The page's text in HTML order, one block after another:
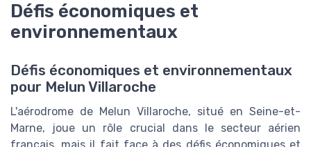
Défis économiques et
environnementaux
Défis économiques et environnementaux
pour Melun Villaroche
L'aérodrome de Melun Villaroche, situé en Seine-et-
Marne, joue un rôle crucial dans le secteur aérien